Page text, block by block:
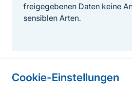
Cookie-Einstellungen
freigegebenen Daten keine
sensiblen Arten.
Informationen zur Seite